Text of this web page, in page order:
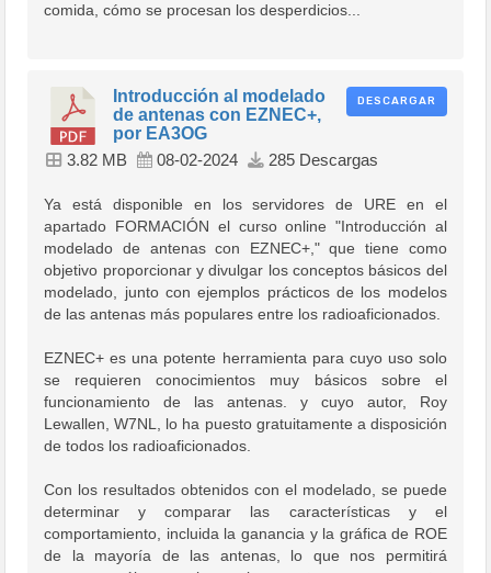
comida, cómo se procesan los desperdicios...
DESCARGAR
Introducción al modelado
de antenas con EZNEC+,
por EA3OG
3.82 MB 08-02-2024 285 Descargas
Ya está disponible en los servidores de URE en el
apartado FORMACIÓN el curso online "Introducción al
modelado de antenas con EZNEC+," que tiene como
objetivo proporcionar y divulgar los conceptos básicos del
modelado, junto con ejemplos prácticos de los modelos
de las antenas más populares entre los radioaficionados.
EZNEC+ es una potente herramienta para cuyo uso solo
se requieren conocimientos muy básicos sobre el
funcionamiento de las antenas. y cuyo autor, Roy
Lewallen, W7NL, lo ha puesto gratuitamente a disposición
de todos los radioaficionados.
Con los resultados obtenidos con el modelado, se puede
determinar y comparar las características y el
comportamiento, incluida la ganancia y la gráfica de ROE
de la mayoría de las antenas, lo que nos permitirá